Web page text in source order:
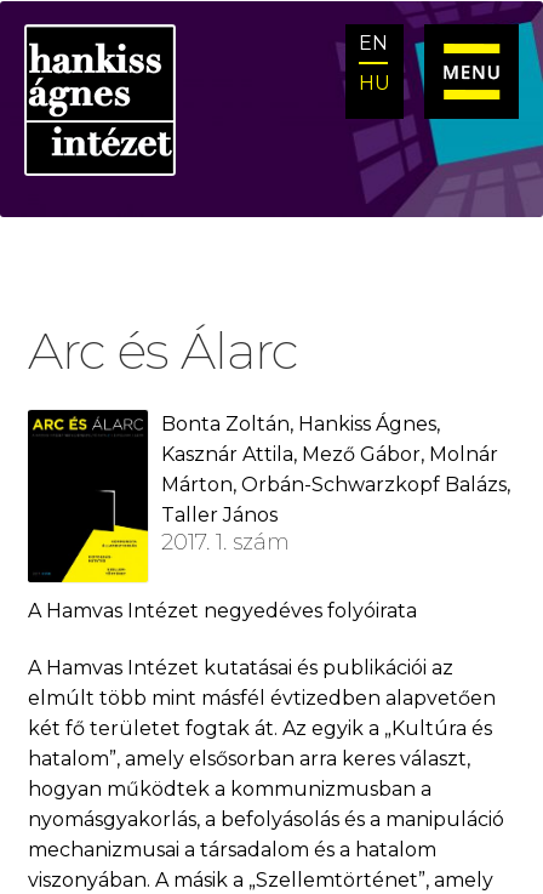
EN
HU
a
navigációhoz
a
tartalomba
Arc és Álarc
Bonta Zoltán, Hankiss Ágnes,
Kasznár Attila, Mező Gábor, Molnár
Márton, Orbán-Schwarzkopf Balázs,
Taller János
2017. 1. szám
A Hamvas Intézet negyedéves folyóirata
A Hamvas Intézet kutatásai és publikációi az
elmúlt több mint másfél évtizedben alapvetően
két fő területet fogtak át. Az egyik a „Kultúra és
hatalom”, amely elsősorban arra keres választ,
hogyan működtek a kommunizmusban a
nyomásgyakorlás, a befolyásolás és a manipuláció
mechanizmusai a társadalom és a hatalom
viszonyában. A másik a „Szellemtörténet”, amely